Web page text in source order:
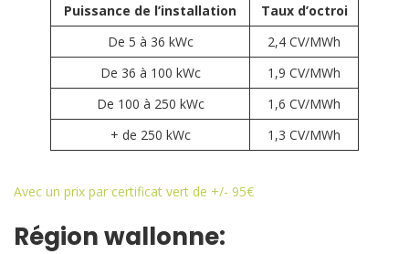
Puissance de l’installation
Taux d’octroi
De 5 à 36 kWc
2,4 CV/MWh
De 36 à 100 kWc
1,9 CV/MWh
De 100 à 250 kWc
1,6 CV/MWh
+ de 250 kWc
1,3 CV/MWh
Avec un prix par certificat vert de +/- 95€
Région wallonne: